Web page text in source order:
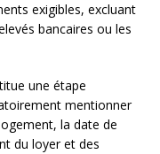
exigibles, excluant
bancaires ou les
une étape
mentionner
la date de
du loyer et des